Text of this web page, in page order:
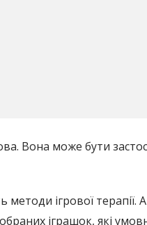
Вона може бути
ігрової терапії.
іграшок, які